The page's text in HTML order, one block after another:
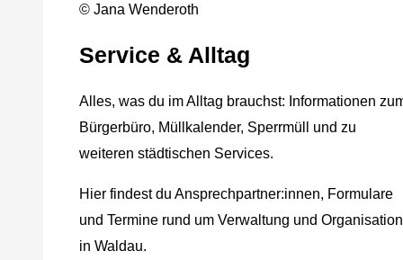
© Jana Wenderoth
Service & Alltag
Alles, was du im Alltag brauchst: Informationen
Bürgerbüro, Müllkalender, Sperrmüll und zu
weiteren städtischen Services.
Hier findest du Ansprechpartner:innen, Formulare
und Termine rund um Verwaltung und Organisation
in Waldau.